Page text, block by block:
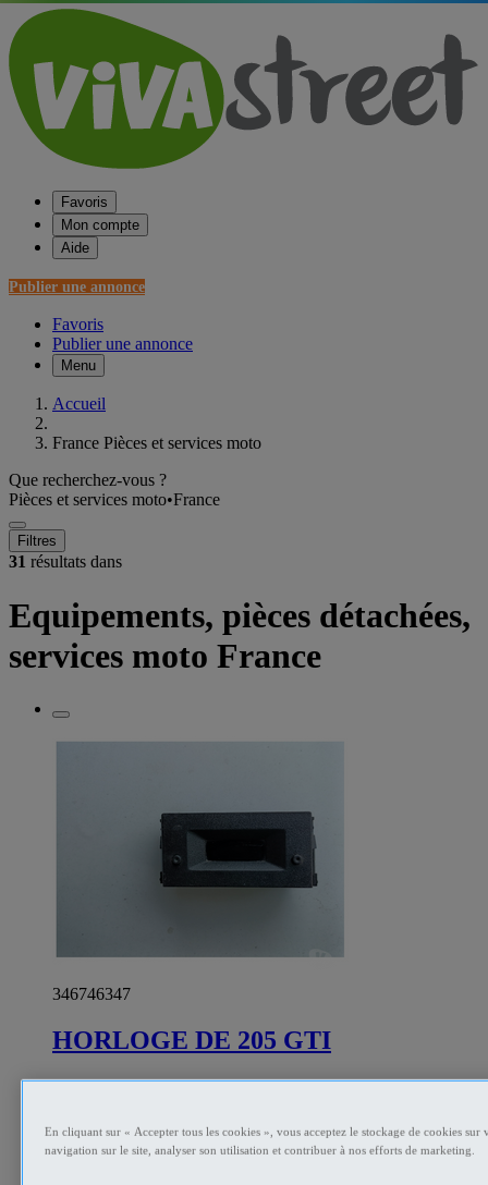
Favoris
Mon compte
Aide
Publier une annonce
Favoris
Publier une annonce
Menu
Accueil
France Pièces et services moto
Que recherchez-vous ?
Pièces et services moto•France
Filtres
31 résultats dans
Equipements, pièces détachées,
services moto France
346746347
HORLOGE DE 205 GTI
Vends une horloge de 205 gti ph 2 en très bonne état, testé
Emballage sérieux est soigné
Pièces moto St Vrain - Essonne
En cliquant sur « Accepter tous les cookies », vous acceptez le stockage de cookies
navigation sur le site, analyser son utilisation et contribuer à nos efforts de marketing.